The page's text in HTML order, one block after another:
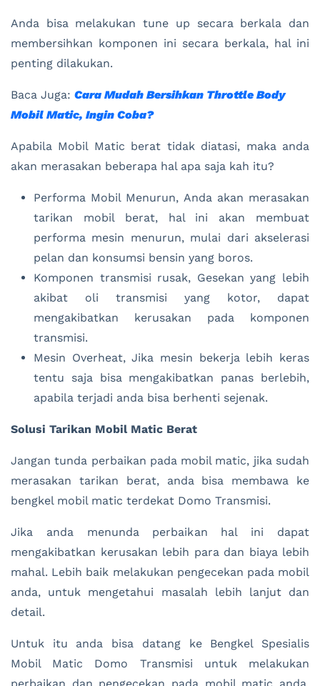
Anda bisa melakukan tune up secara berkala dan
membersihkan komponen ini secara berkala, hal ini
penting dilakukan.
Baca Juga: Cara Mudah Bersihkan Throttle Body
Mobil Matic, Ingin Coba?
Apabila Mobil Matic berat tidak diatasi, maka anda
akan merasakan beberapa hal apa saja kah itu?
Performa Mobil Menurun, Anda akan merasakan
tarikan mobil berat, hal ini akan membuat
performa mesin menurun, mulai dari akselerasi
pelan dan konsumsi bensin yang boros.
Komponen transmisi rusak, Gesekan yang lebih
akibat oli transmisi yang kotor, dapat
mengakibatkan kerusakan pada komponen
transmisi.
Mesin Overheat, Jika mesin bekerja lebih keras
tentu saja bisa mengakibatkan panas berlebih,
apabila terjadi anda bisa berhenti sejenak.
Solusi Tarikan Mobil Matic Berat
Jangan tunda perbaikan pada mobil matic, jika sudah
merasakan tarikan berat, anda bisa membawa ke
bengkel mobil matic terdekat Domo Transmisi.
Jika anda menunda perbaikan hal ini dapat
mengakibatkan kerusakan lebih para dan biaya lebih
mahal. Lebih baik melakukan pengecekan pada mobil
anda, untuk mengetahui masalah lebih lanjut dan
detail.
Untuk itu anda bisa datang ke Bengkel Spesialis
Mobil Matic Domo Transmisi untuk melakukan